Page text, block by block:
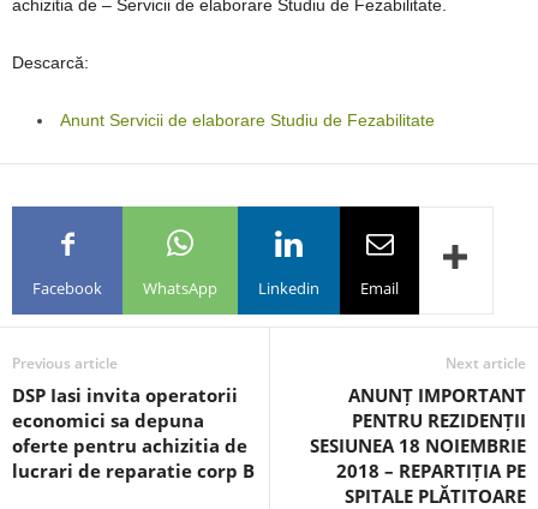
achizitia de – Servicii de elaborare Studiu de Fezabilitate.
Descarcă:
Anunt Servicii de elaborare Studiu de Fezabilitate
Facebook WhatsApp Linkedin Email
Previous article
DSP Iasi invita operatorii
economici sa depuna
oferte pentru achizitia de
lucrari de reparatie corp B
Next article
ANUNȚ IMPORTANT
PENTRU REZIDENȚII
SESIUNEA 18 NOIEMBRIE
2018 – REPARTIȚIA PE
SPITALE PLĂTITOARE